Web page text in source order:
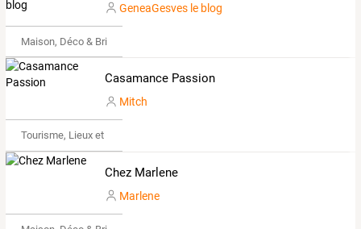
GeneaGesves le blog
Maison, Déco & Bricolage
Casamance Passion
Mitch
Tourisme, Lieux et Événements
Chez Marlene
Marlene